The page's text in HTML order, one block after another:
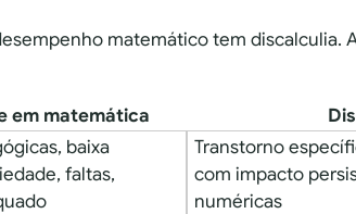
matemático tem discalculia.
em matemática
baixa
faltas,
Transtorno
com impacto
numéricas